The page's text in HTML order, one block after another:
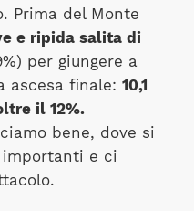
Prima del Monte
e ripida salita di
per giungere a
ascesa finale: 10,1
il 12%.
bene, dove si
e ci